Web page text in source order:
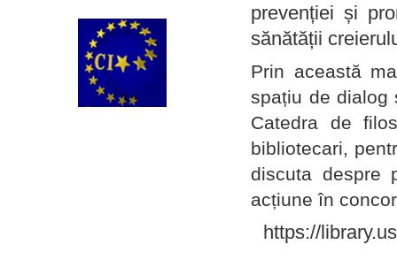
prevenției și
sănătății
Prin această
spațiu de dialog
Catedra de
bibliotecari,
discuta despre
acțiune în
https://